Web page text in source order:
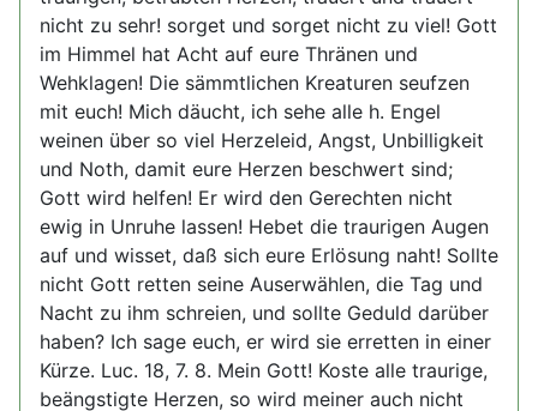
nicht zu sehr! sorget und sorget nicht zu viel! Gott
im Himmel hat Acht auf eure Thränen und
Wehklagen! Die sämmtlichen Kreaturen seufzen
mit euch! Mich däucht, ich sehe alle h. Engel
weinen über so viel Herzeleid, Angst, Unbilligkeit
und Noth, damit eure Herzen beschwert sind;
Gott wird helfen! Er wird den Gerechten nicht
ewig in Unruhe lassen! Hebet die traurigen Augen
auf und wisset, daß sich eure Erlösung naht! Sollte
nicht Gott retten seine Auserwählen, die Tag und
Nacht zu ihm schreien, und sollte Geduld darüber
haben? Ich sage euch, er wird sie erretten in einer
Kürze. Luc. 18, 7. 8. Mein Gott! Koste alle traurige,
beängstigte Herzen, so wird meiner auch nicht